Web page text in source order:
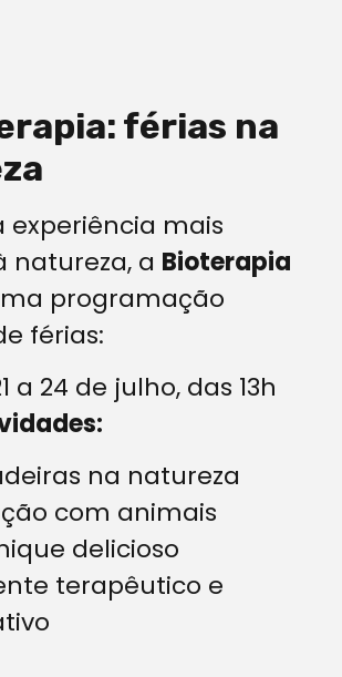
férias na
experiência mais
natureza, a Bioterapia
programação
férias:
a 24 de julho, das 13h
na natureza
com animais
delicioso
terapêutico e